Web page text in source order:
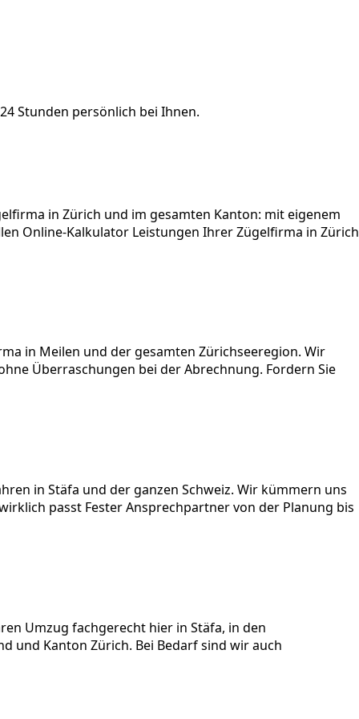
Stunden persönlich bei Ihnen.
in Zürich und im gesamten Kanton: mit eigenem
Online-Kalkulator Leistungen Ihrer Zügelfirma in Zürich
in Meilen und der gesamten Zürichseeregion. Wir
Überraschungen bei der Abrechnung. Fordern Sie
in Stäfa und der ganzen Schweiz. Wir kümmern uns
passt Fester Ansprechpartner von der Planung bis
Umzug fachgerecht hier in Stäfa, in den
und Kanton Zürich. Bei Bedarf sind wir auch